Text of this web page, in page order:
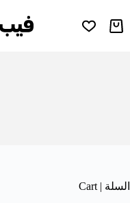
السلة | Cart